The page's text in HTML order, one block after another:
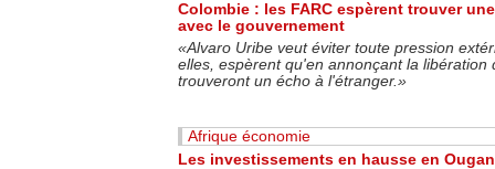
Colombie : les FARC espèrent trouver
avec le gouvernement
«Alvaro Uribe veut éviter toute pression
elles, espèrent qu'en annonçant la libération
trouveront un écho à l'étranger.»
Afrique économie
Les investissements en hausse en